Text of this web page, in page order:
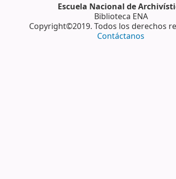
Escuela Nacional de
Biblioteca ENA
Copyright©2019. Todos los derechos
Contáctanos